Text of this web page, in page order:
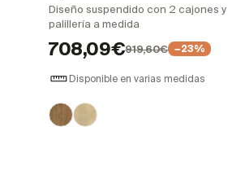
Diseño suspendido con 2 cajones y
palillería a medida
708,09€919,60€ −23%
Disponible en varias medidas